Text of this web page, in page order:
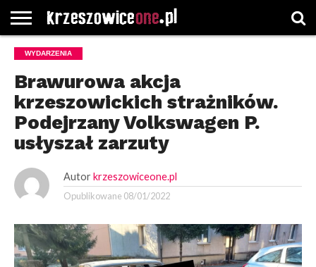
STRONA
GŁÓWNA
WYBORY
WYBIERZ
ROZKŁADY
GREGORCZYK
KONTAKT
WYDARZENIA
Brawurowa akcja
krzeszowickich strażników.
Podejrzany Volkswagen P.
usłyszał zarzuty
Autor krzeszowiceone.pl
Opublikowane 08/01/2022